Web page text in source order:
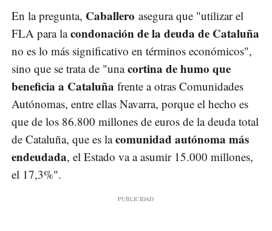
En la pregunta, Caballero asegura que "utilizar el
FLA para lacondonación de la deuda de Cataluña
no es lo más significativo en términos económicos",
sino que se trata de "unacortina de humo que
beneficia a Cataluña frente a otras Comunidades
Autónomas, entre ellas Navarra, porque el hecho es
que de los 86.800 millones de euros de la deuda total
de Cataluña, que es lacomunidad autónoma más
endeudada, el Estado va a asumir 15.000 millones,
el 17,3%".